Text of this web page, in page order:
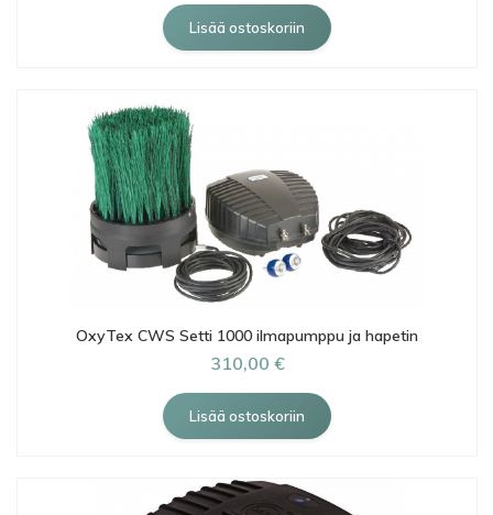
OxyTex CWS Setti 1000 ilmapumppu ja hapetin
310,00 €